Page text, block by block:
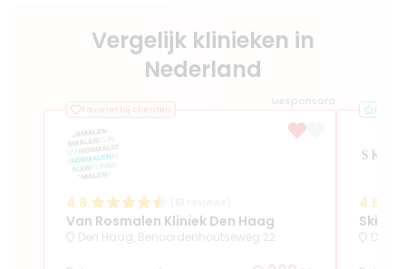
Vergelijk klinieken in
Nederland
Gesponsord
Favoriet bij cliënten
4.8
Van Rosmalen Kliniek Den Haag
Den Haag, Benoordenhoutseweg 22
Best
4.8
Den